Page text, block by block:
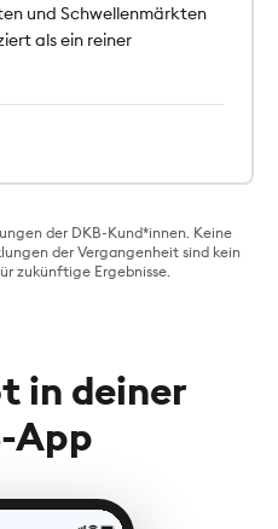
und Schwellenmärkten
als ein reiner
der DKB-Kund*innen. Keine
der Vergangenheit sind kein
zukünftige Ergebnisse.
in deiner
App